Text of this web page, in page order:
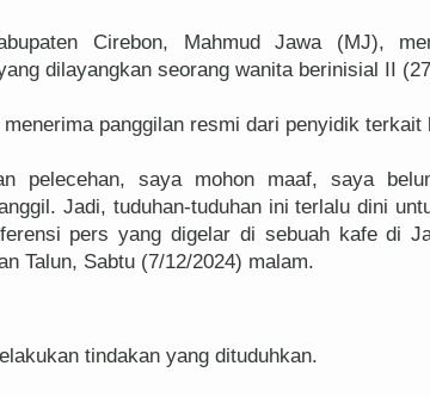
Cirebon, Mahmud Jawa (MJ),
dilayangkan seorang wanita berinisial II
panggilan resmi dari penyidik terkait
pelecehan, saya mohon maaf, saya
Jadi, tuduhan-tuduhan ini terlalu dini
pers yang digelar di sebuah kafe di
Talun, Sabtu (7/12/2024) malam.
tindakan yang dituduhkan.